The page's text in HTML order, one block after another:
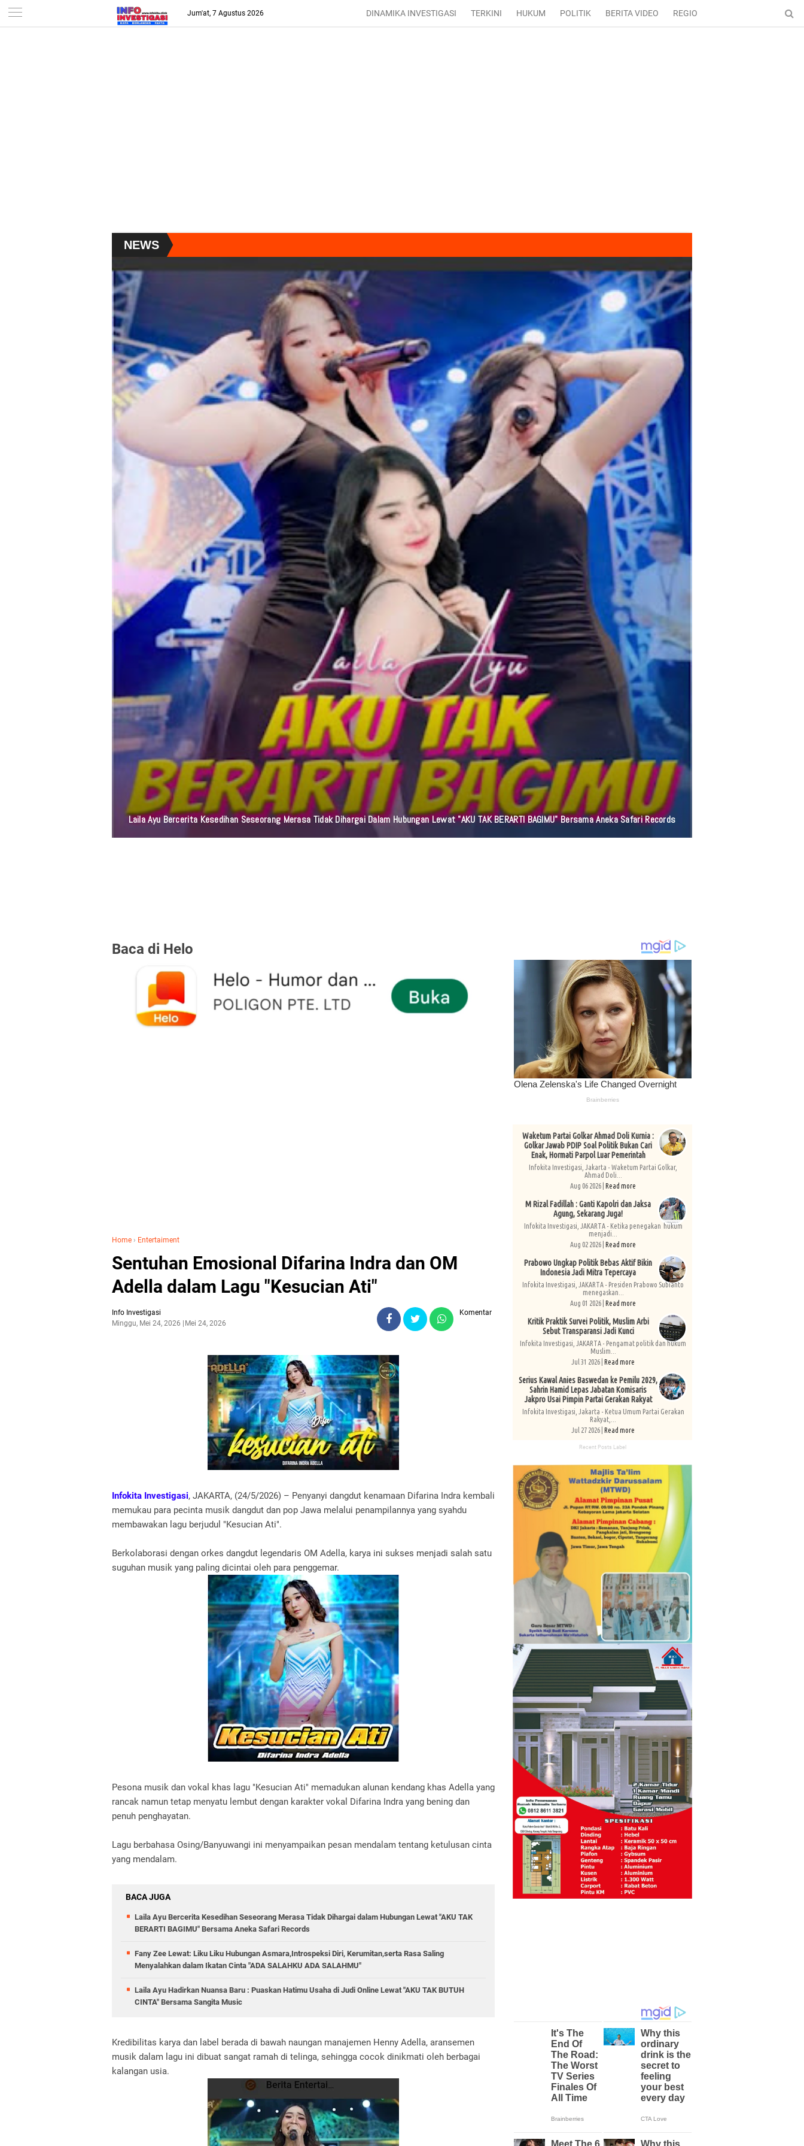
-->
Jum'at, 7 Agustus 2026 DINAMIKA INVESTIGASI TERKINI HUKUM POLITIK BERITA VIDEO REGIONAL ENTERTAINMENT
NEWS
Laila Ayu Bercerita Kesedihan Seseorang Merasa Tidak Dihargai Dalam Hubungan Lewat "AKU TAK BERARTI BAGIMU" Bersama Aneka Safari Records
Baca di Helo
Home › Entertaiment
Sentuhan Emosional Difarina Indra dan OM
Adella dalam Lagu "Kesucian Ati"
Info Investigasi
Minggu, Mei 24, 2026
Mei 24, 2026
Komentar
Infokita Investigasi, JAKARTA, (24/5/2026) – Penyanyi dangdut kenamaan Difarina Indra kembali
memukau para pecinta musik dangdut dan pop Jawa melalui penampilannya yang syahdu
membawakan lagu berjudul "Kesucian Ati".
Berkolaborasi dengan orkes dangdut legendaris OM Adella, karya ini sukses menjadi salah satu
suguhan musik yang paling dicintai oleh para penggemar.
Pesona musik dan vokal khas lagu "Kesucian Ati" memadukan alunan kendang khas Adella yang
rancak namun tetap menyatu lembut dengan karakter vokal Difarina Indra yang bening dan
penuh penghayatan.
Lagu berbahasa Osing/Banyuwangi ini menyampaikan pesan mendalam tentang ketulusan cinta
yang mendalam.
BACA JUGA
Laila Ayu Bercerita Kesedihan Seseorang Merasa Tidak Dihargai dalam Hubungan Lewat "AKU TAK
BERARTI BAGIMU" Bersama Aneka Safari Records
Fany Zee Lewat: Liku Liku Hubungan Asmara,Introspeksi Diri, Kerumitan,serta Rasa Saling
Menyalahkan dalam Ikatan Cinta "ADA SALAHKU ADA SALAHMU"
Laila Ayu Hadirkan Nuansa Baru : Puaskan Hatimu Usaha di Judi Online Lewat "AKU TAK BUTUH
CINTA" Bersama Sangita Music
Kredibilitas karya dan label berada di bawah naungan manajemen Henny Adella, aransemen
musik dalam lagu ini dibuat sangat ramah di telinga, sehingga cocok dinikmati oleh berbagai
kalangan usia.
Waketum Partai Golkar Ahmad Doli Kurnia :
Golkar Jawab PDIP Soal Politik Bukan Cari
Enak, Hormati Parpol Luar Pemerintah
Infokita Investigasi, Jakarta - Waketum Partai Golkar,
Ahmad Doli...
Aug 06 2026 | Read more
M Rizal Fadillah : Ganti Kapolri dan Jaksa
Agung, Sekarang Juga!
Infokita Investigasi, JAKARTA - Ketika penegakan hukum
menjadi...
Aug 02 2026 | Read more
Prabowo Ungkap Politik Bebas Aktif Bikin
Indonesia Jadi Mitra Tepercaya
Infokita Investigasi, JAKARTA - Presiden Prabowo Subianto
menegaskan...
Aug 01 2026 | Read more
Kritik Praktik Survei Politik, Muslim Arbi
Sebut Transparansi Jadi Kunci
Infokita Investigasi, JAKARTA - Pengamat politik dan hukum
Muslim...
Jul 31 2026 | Read more
Serius Kawal Anies Baswedan ke Pemilu 2029,
Sahrin Hamid Lepas Jabatan Komisaris
Jakpro Usai Pimpin Partai Gerakan Rakyat
Infokita Investigasi, Jakarta - Ketua Umum Partai Gerakan
Rakyat,...
Jul 27 2026 | Read more
Recent Posts Label